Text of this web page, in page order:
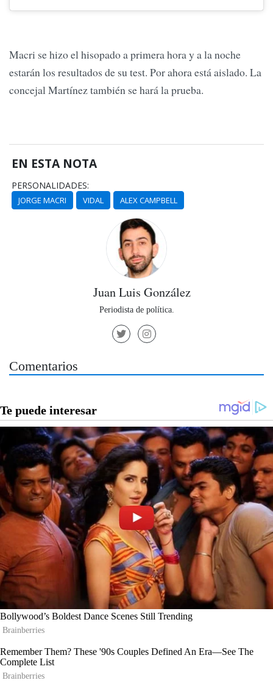
Macri se hizo el hisopado a primera hora y a la noche
estarán los resultados de su test. Por ahora está aislado. La
concejal Martínez también se hará la prueba.
EN ESTA NOTA
PERSONALIDADES:
JORGE MACRI VIDAL ALEX CAMPBELL
Juan Luis González
Periodista de política.
Comentarios